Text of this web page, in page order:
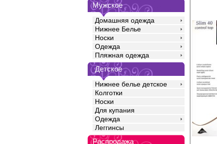
Мужское
Домашняя одежда
Нижнее Белье
Носки
Одежда
Пляжная одежда
Детское
Нижнее белье детское
Колготки
Носки
Для купания
Одежда
Леггинсы
Распродажа